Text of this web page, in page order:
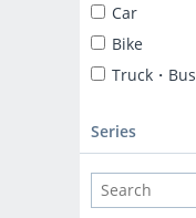
Car
Bike
Truck・Bus
Series